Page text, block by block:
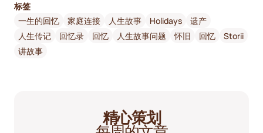
标签
一生的回忆
家庭连接 人生故事 Holidays
遗产
人生传记
回忆录 回忆 人生故事问题 怀旧 回忆
Storii
讲故事
精心策划